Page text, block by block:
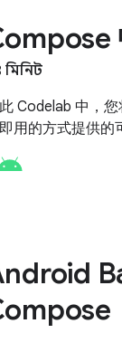
মিনিট
Codelab 中，
用的方式提供的